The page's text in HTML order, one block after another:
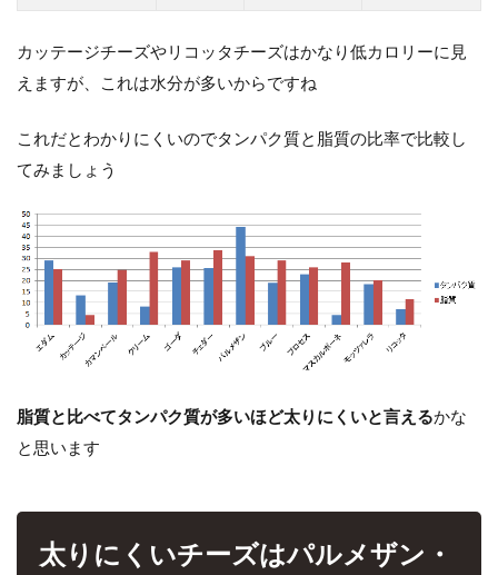
カッテージチーズやリコッタチーズはかなり低カロリーに見
えますが、これは水分が多いからですね
これだとわかりにくいのでタンパク質と脂質の比率で比較し
てみましょう
脂質と比べてタンパク質が多いほど太りにくいと言えるかな
と思います
太りにくいチーズはパルメザン・